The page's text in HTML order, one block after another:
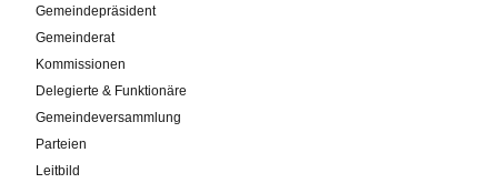
Gemeindepräsident
Gemeinderat
Kommissionen
Delegierte & Funktionäre
Gemeindeversammlung
Parteien
Leitbild